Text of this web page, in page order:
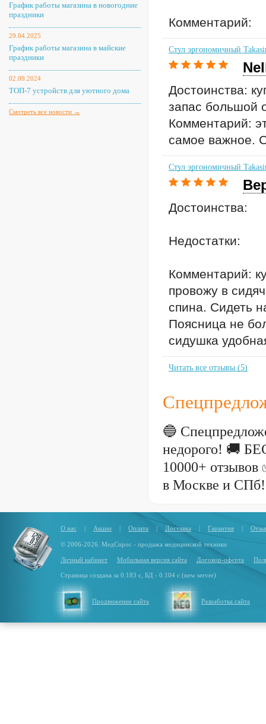
График работы магазина в новогодние
праздники
29.04.2025
График работы магазина в майские
праздники
02.09.2024
ТОП-7 устройств для уютного дома
Смотреть все новости →
Комментарий:
Стул эргономичный
Достоинства:
запас большой
Комментарий:
самое важное.
Стул эргономичный
Достоинства:
Недостатки:
Комментарий:
провожу в
спина. Сидеть
Поясница не
сидушка
Читать все отзывы (5)
🔵
недорого! 🚚
10000+ отзывов
в Москве и СПб!
О нас | Акции | Оплата | Доставка | Гарантия |
© 2006-2026. МедСпрос - продажа медицинской техники
Личный кабинет Мобильная версия сайта Договор-оферта
Страница создана за 0.183 с, БД - 0.104 с (new server)
Продвижение сайта Разработка сайта